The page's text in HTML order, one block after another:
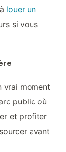
louer un
si vous
vrai moment
public où
et profiter
avant